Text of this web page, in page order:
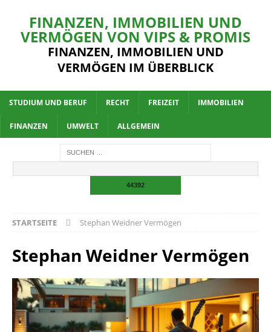
FINANZEN, IMMOBILIEN UND
VERMÖGEN VON VIPS & PROMIS
FINANZEN, IMMOBILIEN UND
VERMÖGEN IM ÜBERBLICK
STUDIUM UND BERUF RECHT FREIZEIT IMMOBILIEN
FINANZEN UMWELT ALLGEMEIN
STARTSEITE Stephan Weidner Vermögen
Stephan Weidner Vermögen